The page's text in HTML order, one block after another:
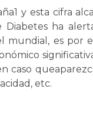
y esta cifra
Diabetes ha
mundial, es por
caso
etc.